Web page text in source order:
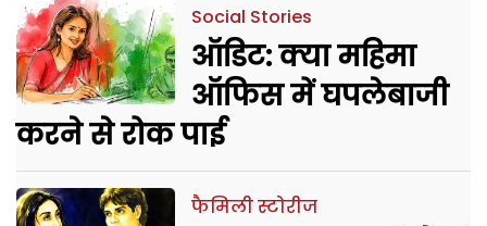
Social Stories
ऑडिट: क्या महिमा
ऑफिस में घपलेबाजी
करने से रोक पाई
फैमिली स्टोरीज